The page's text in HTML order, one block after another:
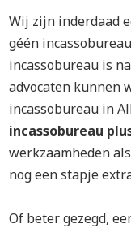
Wij zijn inderdaad
géén
incassobureau is
advocaten kunnen
incassobureau in
incassobureau
werkzaamheden
nog een stapje
Of beter gezegd,